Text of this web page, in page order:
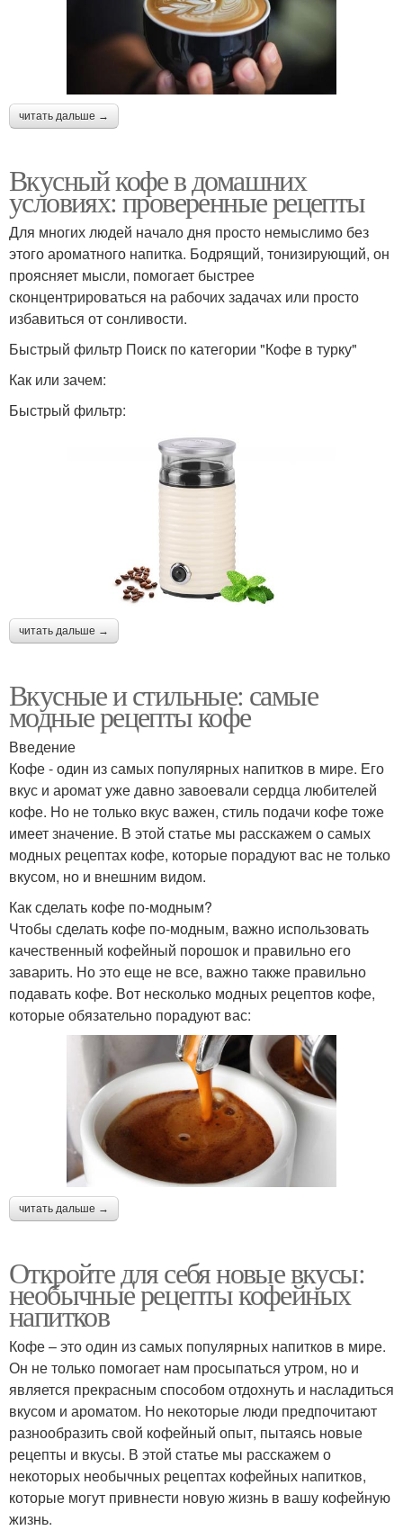
читать дальше →
Вкусный кофе в домашних
условиях: проверенные рецепты
Для многих людей начало дня просто немыслимо без
этого ароматного напитка. Бодрящий, тонизирующий, он
проясняет мысли, помогает быстрее
сконцентрироваться на рабочих задачах или просто
избавиться от сонливости.
Быстрый фильтр Поиск по категории "Кофе в турку"
Как или зачем:
Быстрый фильтр:
читать дальше →
Вкусные и стильные: самые
модные рецепты кофе
Введение
Кофе - один из самых популярных напитков в мире. Его
вкус и аромат уже давно завоевали сердца любителей
кофе. Но не только вкус важен, стиль подачи кофе тоже
имеет значение. В этой статье мы расскажем о самых
модных рецептах кофе, которые порадуют вас не только
вкусом, но и внешним видом.
Как сделать кофе по-модным?
Чтобы сделать кофе по-модным, важно использовать
качественный кофейный порошок и правильно его
заварить. Но это еще не все, важно также правильно
подавать кофе. Вот несколько модных рецептов кофе,
которые обязательно порадуют вас:
читать дальше →
Откройте для себя новые вкусы:
необычные рецепты кофейных
напитков
Кофе – это один из самых популярных напитков в мире.
Он не только помогает нам просыпаться утром, но и
является прекрасным способом отдохнуть и насладиться
вкусом и ароматом. Но некоторые люди предпочитают
разнообразить свой кофейный опыт, пытаясь новые
рецепты и вкусы. В этой статье мы расскажем о
некоторых необычных рецептах кофейных напитков,
которые могут привнести новую жизнь в вашу кофейную
жизнь.